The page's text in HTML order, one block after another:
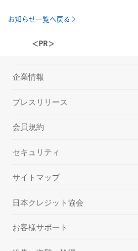
お知らせ一覧へ戻る
＜PR＞
企業情報
プレスリリース
会員規約
セキュリティ
サイトマップ
日本クレジット協会
お客様サポート